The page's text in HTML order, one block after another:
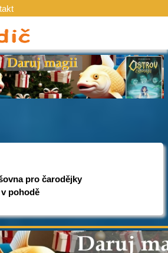
pro čarodějky
pohodě